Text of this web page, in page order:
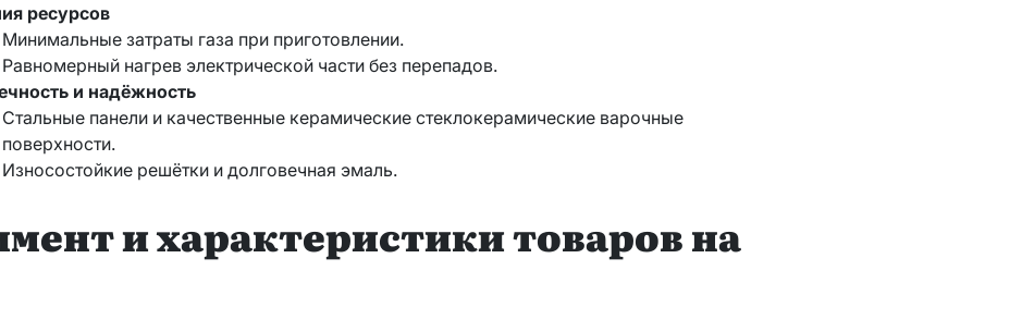
ресурсов
Минимальные затраты газа при приготовлении.
Равномерный нагрев электрической части без перепадов.
и надёжность
Стальные панели и качественные керамические стеклокерамические варочные
поверхности.
Износостойкие решётки и долговечная эмаль.
и характеристики товаров на